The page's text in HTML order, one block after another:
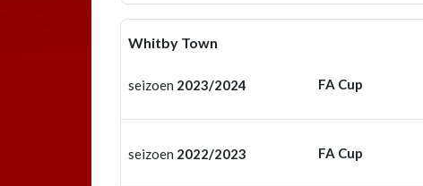
Whitby Town
seizoen 2023/2024 FA Cup
seizoen 2022/2023 FA Cup